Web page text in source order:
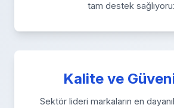
tam destek
Kalite ve
Sektör lideri markaların en